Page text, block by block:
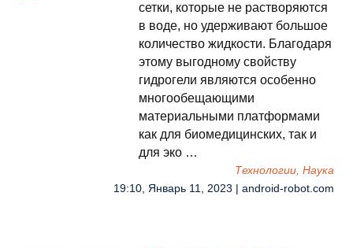
сетки, которые не растворяются
в воде, но удерживают большое
количество жидкости. Благодаря
этому выгодному свойству
гидрогели являются особенно
многообещающими
материальными платформами
как для биомедицинских, так и
для эко …
Технологии, Наука
19:10, Январь 11, 2023 | android-robot.com